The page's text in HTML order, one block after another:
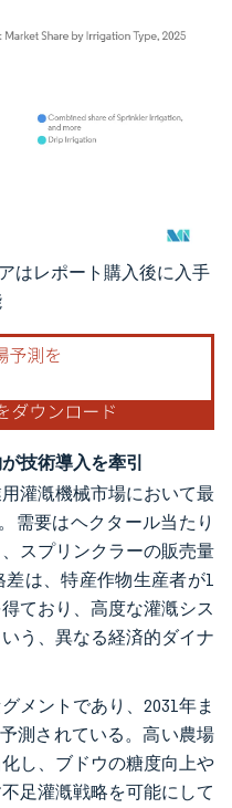
BY 4.0の表示が必要です。
はレポート購入後に入手
技術導入を牽引
灌漑機械市場において最
需要はヘクタール当たり
スプリンクラーの販売量
は、特産作物生産者が1
ており、高度な灌漑シス
う、異なる経済的ダイナ
メントであり、2031年ま
測されている。高い農場
し、ブドウの糖度向上や
足灌漑戦略を可能にして